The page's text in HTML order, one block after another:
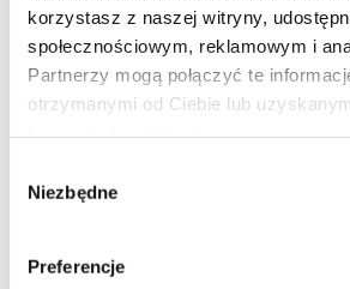
korzystasz z naszej witryny,
społecznościowym, reklamowym i
Partnerzy mogą połączyć te
otrzymanymi od Ciebie lub
zgody
Niezbędne
Preferencje
Normal
Bob Odenkirk w najnowszym akcyjniaku
Dla szeryfa Ulyssesa (Bob Odenkirk)
do urokliwego miasteczka Normal miało